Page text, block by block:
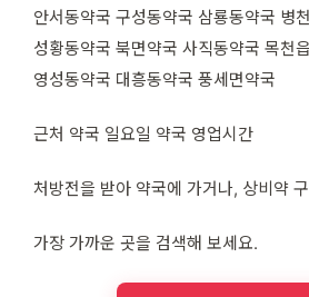
안서동약국 구성동약국 삼룡동약국 병
성황동약국 북면약국 사직동약국 목천
영성동약국 대흥동약국 풍세면약국
근처 약국 일요일 약국 영업시간
처방전을 받아 약국에 가거나, 상비약
가장 가까운 곳을 검색해 보세요.